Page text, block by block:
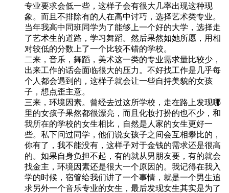
专业要求会低一些，这样子会有很大几率出现这种现
象。而且不排除有的人在高中讨巧，选择艺术类专业。
当年我高中同班同学为了能够上一个好的大学，选择走
了艺术生的道路，学习舞蹈。然后果然如她所愿，用相
对较低的分数上了一个比较不错的学校。
二来，音乐，舞蹈，美术这一类的专业需求量比较少，
出来工作的话会面临很大的压力。不好找工作是几乎每
个人都会遇到的，这样子就会让一些自持美貌的女孩
子，想点歪主意。
三来，环境因素。曾经去过这所学校，走在路上发现哪
里的女孩子果然都很漂亮，而且化妆打扮的也不少，和
我所在的学校的女生相比，自然是人家的女生更好一
些。私下问过同学，他们说女孩子之间会互相攀比的，
你有了，我不能没有，这样子对于金钱的需求还是很高
的。如果自身负担不起，有的就从男朋友要，有的就会
找金主，环境因素还是很大一个原因的。我记得在我入
学的时候，宿管给我们讲了一个事情，就是一个男生追
求另外一个音乐专业的女生，最后发现女生其实是为了